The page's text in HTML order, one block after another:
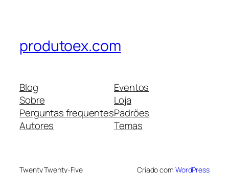
produtoex.com
Blog
Sobre
Perguntas frequentes
Autores
Eventos
Loja
Padrões
Temas
Twenty Twenty-Five Criado com WordPress